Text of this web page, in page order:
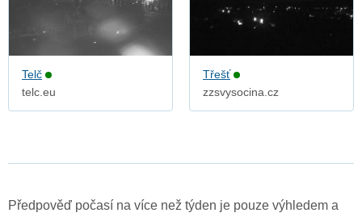
Telč
telc.eu
Třešť
zzsvysocina.cz
Předpověď počasí na více než týden je pouze výhledem a